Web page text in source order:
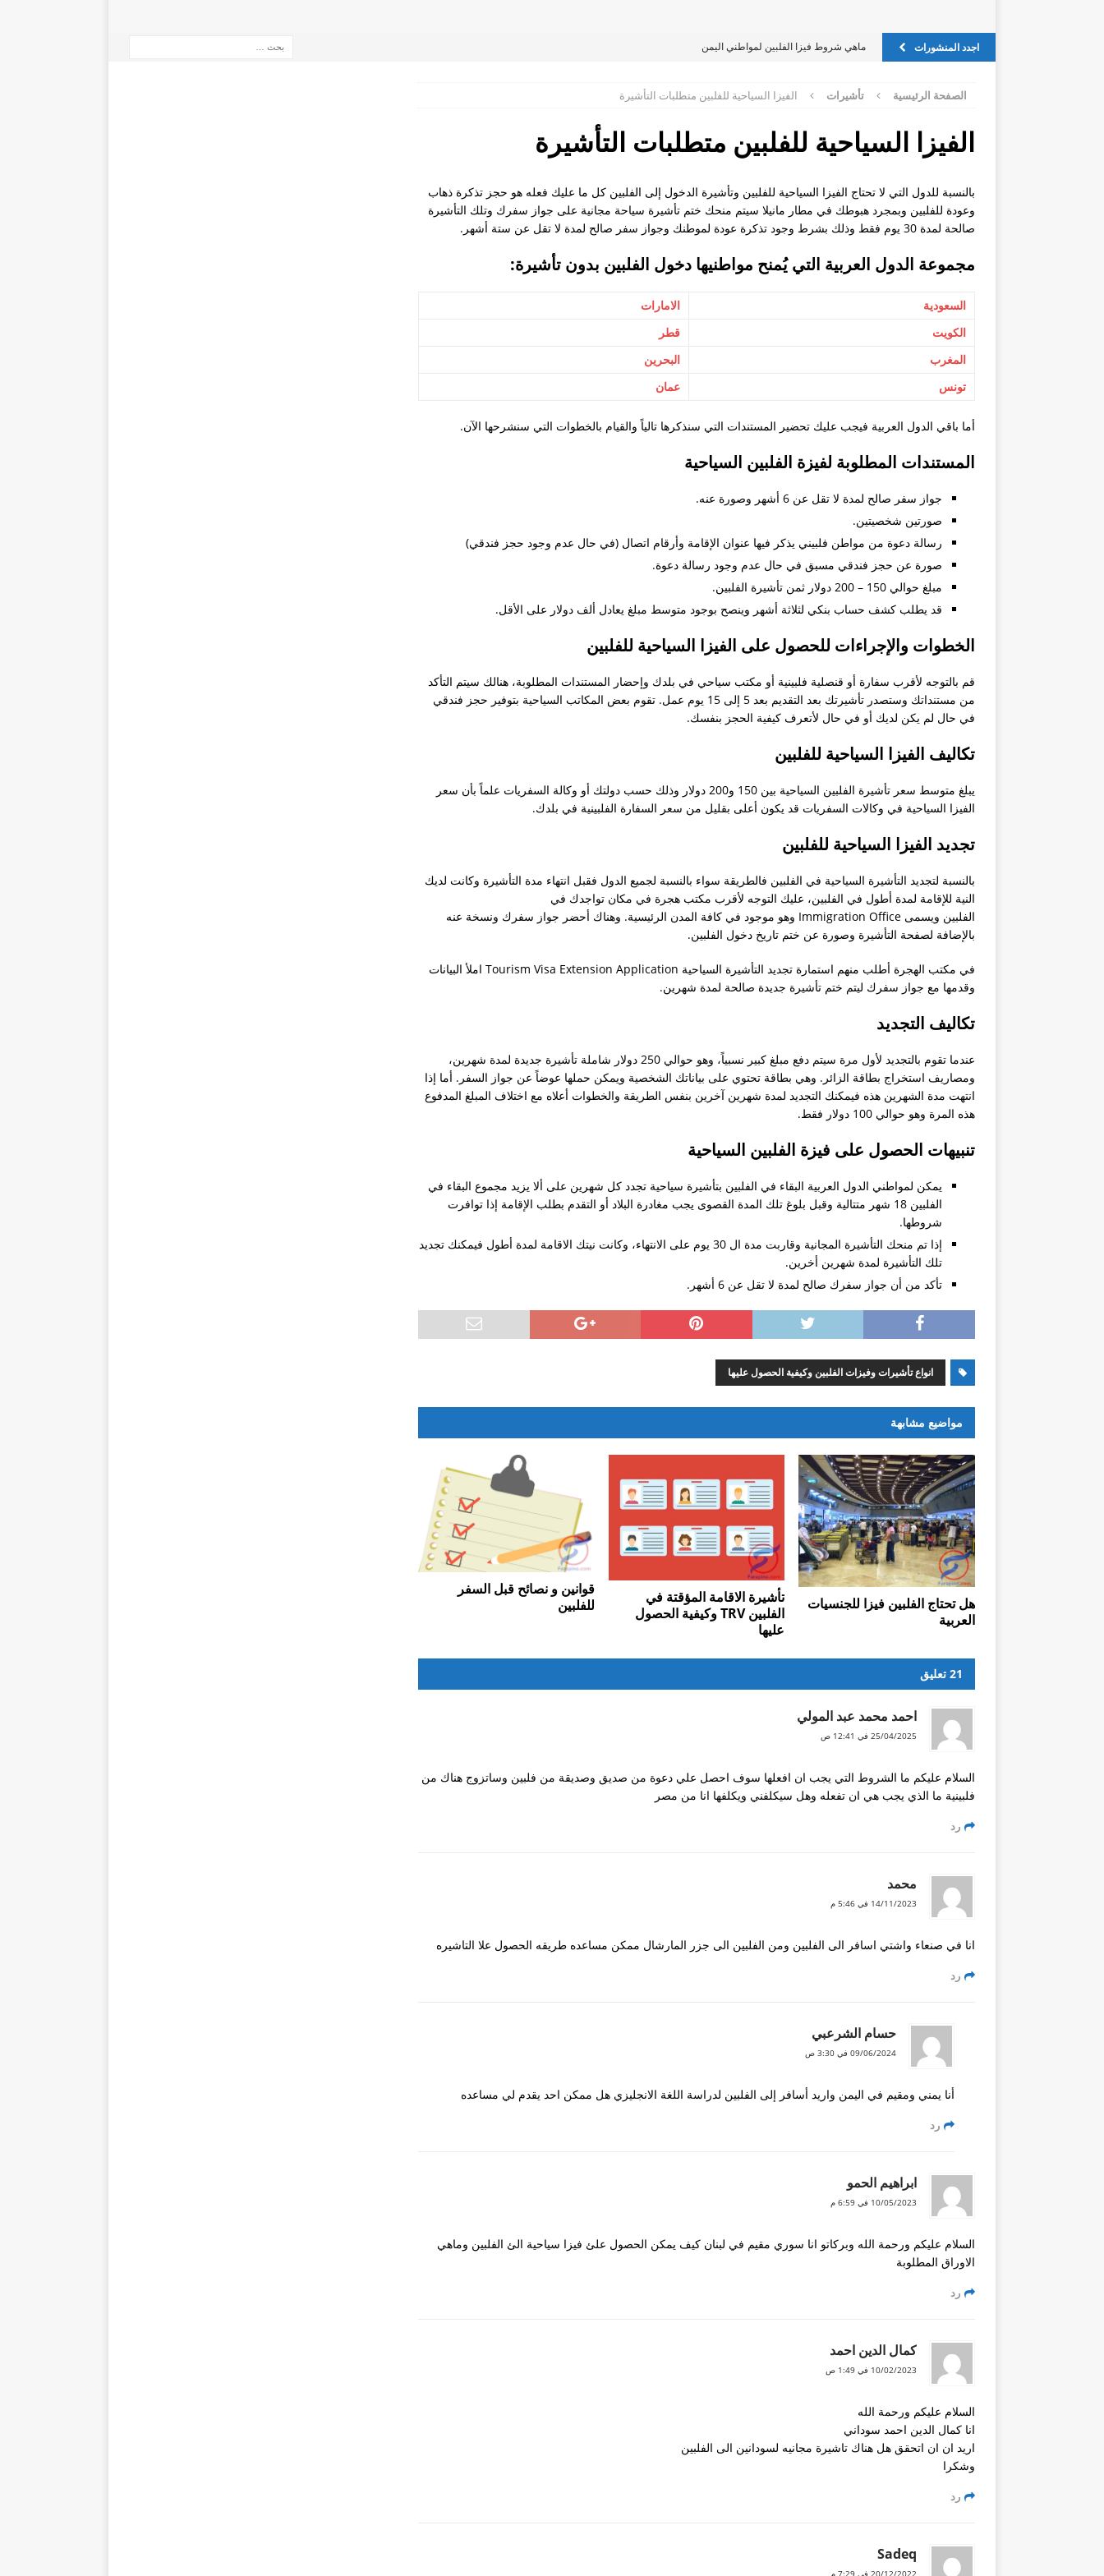
اجدد المنشورات
ماهي شروط فيزا الفلبين لمواطني اليمن
فيزا للفليبين للسوريين
فيزا للفليبين للسوريين
Oec للخادمة الفلبينية
الدول المسموحه لجواز الفلبين
كيف يمكن تقديم طلب on line
صلاحية الفيزا؟
هل توافق السلطات السعودية على استقدام زوجة كاثوليكية متزوجة من مسلم؟ و هل ذلك يتطلب اختيار
الأوراق المطلوبة للمتزوج من فلبنية و يوجد طفل و يرغب في الإقامة في الفلبين
استشاره تاشيره من المانيا
دراسة القانون في الفلبين
تجديد باسبور
طلب مشوره ومساعدة
حصول على فيزا الي الفلبين و انا لبناني
طريقة حصول الجزائري على تأشيرة الفلبين
اريد عناوين الفنادق الاقتصادية في مانيلا
دراسة الطب في الفلبين
دراسة العلاج الطبيعي
موقع فارابينو الفلبين ارجو المساعدة
تأشيره الفلبين في عام 2018
تمديد تاشيرة
الصفحة الرئيسية تأشيرات الفيزا السياحية للفلبين متطلبات التأشيرة
الفيزا السياحية للفلبين متطلبات التأشيرة
بالنسبة للدول التي لا تحتاج الفيزا السياحية للفلبين وتأشيرة الدخول إلى الفلبين كل ما عليك فعله هو حجز تذكرة ذهاب
وعودة للفلبين وبمجرد هبوطك في مطار مانيلا سيتم منحك ختم تأشيرة سياحة مجانية على جواز سفرك وتلك التأشيرة
صالحة لمدة 30 يوم فقط وذلك بشرط وجود تذكرة عودة لموطنك وجواز سفر صالح لمدة لا تقل عن ستة أشهر.
مجموعة الدول العربية التي يُمنح مواطنيها دخول الفلبين بدون تأشيرة:
السعودية
الامارات
الكويت
قطر
المغرب
البحرين
تونس
عمان
أما باقي الدول العربية فيجب عليك تحضير المستندات التي سنذكرها تالياً والقيام بالخطوات التي سنشرحها الآن.
المستندات المطلوبة لفيزة الفلبين السياحية
جواز سفر صالح لمدة لا تقل عن 6 أشهر وصورة عنه.
صورتين شخصيتين.
رسالة دعوة من مواطن فلبيني يذكر فيها عنوان الإقامة وأرقام اتصال (في حال عدم وجود حجز فندقي)
صورة عن حجز فندقي مسبق في حال عدم وجود رسالة دعوة.
مبلغ حوالي 150 – 200 دولار ثمن تأشيرة الفلبين.
قد يطلب كشف حساب بنكي لثلاثة أشهر وينصح بوجود متوسط مبلغ يعادل ألف دولار على الأقل.
الخطوات والإجراءات للحصول على الفيزا السياحية للفلبين
قم بالتوجه لأقرب سفارة أو قنصلية فلبينية أو مكتب سياحي في بلدك وإحضار المستندات المطلوبة، هنالك سيتم التأكد
من مستنداتك وستصدر تأشيرتك بعد التقديم بعد 5 إلى 15 يوم عمل. تقوم بعض المكاتب السياحية بتوفير حجز فندقي
في حال لم يكن لديك أو في حال لأتعرف كيفية الحجز بنفسك.
تكاليف الفيزا السياحية للفلبين
يبلغ متوسط سعر تأشيرة الفلبين السياحية بين 150 و200 دولار وذلك حسب دولتك أو وكالة السفريات علماً بأن سعر
الفيزا السياحية في وكالات السفريات قد يكون أعلى بقليل من سعر السفارة الفلبينية في بلدك.
تجديد الفيزا السياحية للفلبين
بالنسبة لتجديد التأشيرة السياحية في الفلبين فالطريقة سواء بالنسبة لجميع الدول فقبل انتهاء مدة التأشيرة وكانت لديك
النية للإقامة لمدة أطول في الفلبين، عليك التوجه لأقرب مكتب هجرة في مكان تواجدك في
الفلبين ويسمى Immigration Office وهو موجود في كافة المدن الرئيسية. وهناك أحضر جواز سفرك ونسخة عنه
بالإضافة لصفحة التأشيرة وصورة عن ختم تاريخ دخول الفلبين.
في مكتب الهجرة أطلب منهم استمارة تجديد التأشيرة السياحية Tourism Visa Extension Application املأ البيانات
وقدمها مع جواز سفرك ليتم ختم تأشيرة جديدة صالحة لمدة شهرين.
تكاليف التجديد
عندما تقوم بالتجديد لأول مرة سيتم دفع مبلغ كبير نسبياً، وهو حوالي 250 دولار شاملة تأشيرة جديدة لمدة شهرين،
ومصاريف استخراج بطاقة الزائر. وهي بطاقة تحتوي على بياناتك الشخصية ويمكن حملها عوضاً عن جواز السفر. أما إذا
انتهت مدة الشهرين هذه فيمكنك التجديد لمدة شهرين آخرين بنفس الطريقة والخطوات أعلاه مع اختلاف المبلغ المدفوع
هذه المرة وهو حوالي 100 دولار فقط.
تنبيهات الحصول على فيزة الفلبين السياحية
يمكن لمواطني الدول العربية البقاء في الفلبين بتأشيرة سياحية تجدد كل شهرين على ألا يزيد مجموع البقاء في
الفلبين 18 شهر متتالية وقبل بلوغ تلك المدة القصوى يجب مغادرة البلاد أو التقدم بطلب الإقامة إذا توافرت
شروطها.
إذا تم منحك التأشيرة المجانية وقاربت مدة ال 30 يوم على الانتهاء، وكانت نيتك الاقامة لمدة أطول فيمكنك تجديد
تلك التأشيرة لمدة شهرين أخرين.
تأكد من أن جواز سفرك صالح لمدة لا تقل عن 6 أشهر.
انواع تأشيرات وفيزات الفلبين وكيفية الحصول عليها
مواضيع مشابهة
هل تحتاج الفلبين فيزا للجنسيات
العربية
تأشيرة الاقامة المؤقتة في
الفلبين TRV وكيفية الحصول
عليها
قوانين و نصائح قبل السفر
للفلبين
21 تعليق
احمد محمد عبد المولي
25/04/2025 في 12:41 ص
السلام عليكم ما الشروط التي يجب ان افعلها سوف احصل علي دعوة من صديق وصديقة من فلبين وساتزوج هناك من
فلبينية ما الذي يجب هي ان تفعله وهل سيكلفني ويكلفها انا من مصر
رد
محمد
14/11/2023 في 5:46 م
انا في صنعاء واشتي اسافر الى الفلبين ومن الفلبين الى جزر المارشال ممكن مساعده طريقه الحصول علا التاشيره
رد
حسام الشرعبي
09/06/2024 في 3:30 ص
أنا يمني ومقيم في اليمن واريد أسافر إلى الفلبين لدراسة اللغة الانجليزي هل ممكن احد يقدم لي مساعده
رد
ابراهيم الحمو
10/05/2023 في 6:59 م
السلام عليكم ورحمة الله وبركاتو انا سوري مقيم في لبنان كيف يمكن الحصول علئ فيزا سياحية الئ الفلبين وماهي
الاوراق المطلوبة
رد
كمال الدين احمد
10/02/2023 في 1:49 ص
السلام عليكم ورحمة الله
انا كمال الدين احمد سوداني
اريد ان ان اتحقق هل هناك تاشيرة مجانيه لسودانين الى الفلبين
وشكرا
رد
Sadeq
20/12/2022 في 7:29 م